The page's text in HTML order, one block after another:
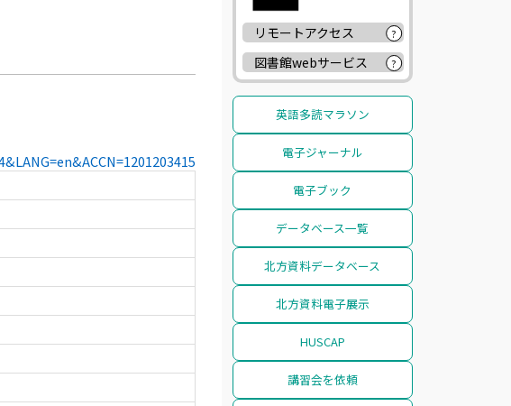
リモートアクセス ?
図書館webサービス ?
英語多読マラソン
電子ジャーナル
電子ブック
データベース一覧
北方資料データベース
北方資料電子展示
HUSCAP
講習会を依頼